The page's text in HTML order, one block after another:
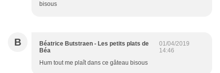
bisous
B
Béatrice Butstraen - Les petits plats de
Béa
01/04/2019
14:46
Hum tout me plaît dans ce gâteau bisous